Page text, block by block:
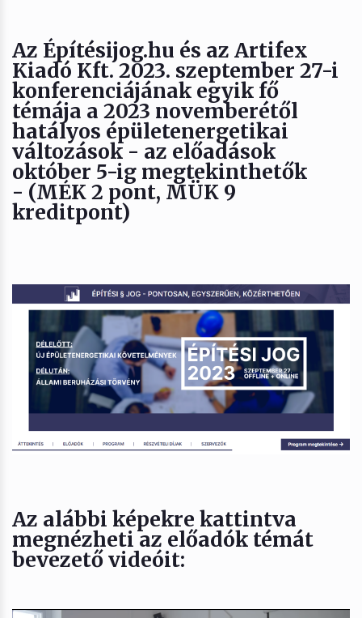
Az Építésijog.hu és az Artifex
Kiadó Kft. 2023. szeptember 27-i
konferenciájának egyik fő
témája a 2023 novemberétől
hatályos épületenergetikai
változások - az előadások
október 5-ig megtekinthetők
- (MÉK 2 pont, MÜK 9
kreditpont)
Az alábbi képekre kattintva
megnézheti az előadók témát
bevezető videóit: